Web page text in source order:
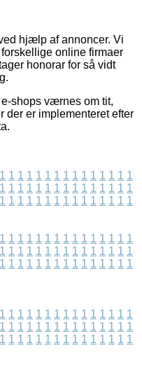
hjælp af annoncer. Vi
online firmaer
honorar for så vidt
shops værnes om tit,
der er implementeret efter
1 1 1 1 1 1 1 1 1 1 1 1 1 1 1
1 1 1 1 1 1 1 1 1 1 1 1 1 1 1
1 1 1 1 1 1 1 1 1 1 1 1 1 1 1
1 1 1 1 1 1 1 1 1 1 1 1 1 1 1
1 1 1 1 1 1 1 1 1 1 1 1 1 1 1
1 1 1 1 1 1 1 1 1 1 1 1 1 1 1
1 1 1 1 1 1 1 1 1 1 1 1 1 1 1
1 1 1 1 1 1 1 1 1 1 1 1 1 1 1
1 1 1 1 1 1 1 1 1 1 1 1 1 1 1